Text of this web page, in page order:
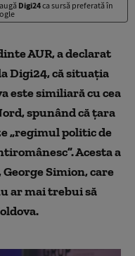
Digi24ca sursă preferată în
AUR, a declarat
Digi24, că situația
este similiară cu cea
spunând că țara
„regimul politic de
Acesta a
Simion, care
ar mai trebui să